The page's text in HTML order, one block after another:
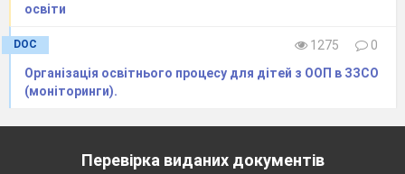
освіти
DOC 1275
0
Організація освітнього процесу для дітей з ООП в ЗЗСО
(моніторинги).
Перевірка виданих документів